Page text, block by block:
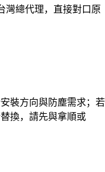
灣總代理，直接對口原
裝方向與防塵需求；若
換，請先與拿順或